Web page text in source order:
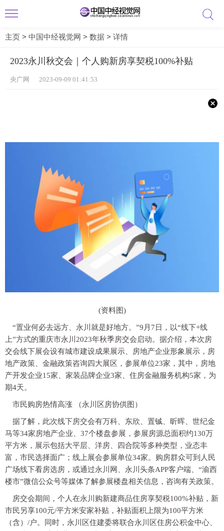
主页 > 中国中经视觉网 > 数据 > 详情
2023永川秋交会｜个人购新房享契税100%补贴
央广网 2023-09-09 01:41:53
(资料图)
“置业何必去远方、永川就是好地方。”9月7日，以“线下+线
上”方式的重庆市永川2023年秋季房交会启动。据介绍，本次房
交会线下展会设有城市建设成果展示、房地产企业形象展示，房
地产政策、金融政策咨询四大展区，参展单位23家，其中，房地
产开发企业15家、家装品牌企业3家、住房金融服务机构5家，为
期4天。
市民购房热情高涨 （永川区房协供图）
据了解，此次线下房交会有万科、东欣、置铖、昕晖、世纪金
马等34家房地产企业、37个楼盘参展，参展房源总面积约130万
平方米，展示包括大平层、洋房、四合院等多种类型，业态丰
富，市民选择面广；线上展会参展单位34家。购房群众可到人民
广场线下看房选房，或通过永川网、永川头条APP客户端、“渝西
楼市”微信公众号等媒体了解参展楼盘相关信息，咨询有关政策。
房交会期间，个人在永川购新建商品住房享契税100%补贴，新
市民另享100元/平方米安家补贴，补贴面积上限为100平方米
（含）/户。同时，永川区住建委将联合永川区住房公积金中心、